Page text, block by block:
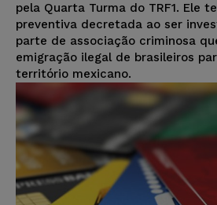
pela Quarta Turma do TRF1. Ele
preventiva decretada ao ser
parte de associação criminosa
emigração ilegal de brasileiros
território mexicano.